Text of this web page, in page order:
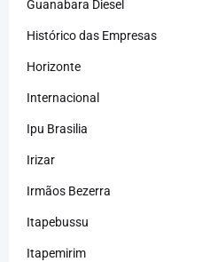
Guanabara Diesel
Histórico das Empresas
Horizonte
Internacional
Ipu Brasilia
Irizar
Irmãos Bezerra
Itapebussu
Itapemirim